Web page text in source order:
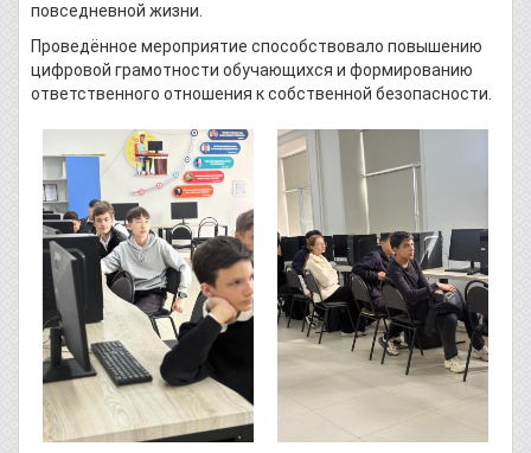
повседневной жизни.
Проведённое мероприятие способствовало повышению
цифровой грамотности обучающихся и формированию
ответственного отношения к собственной безопасности.